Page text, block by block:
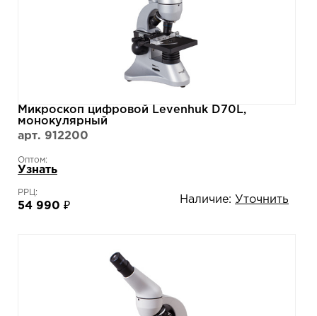
Микроскоп цифровой Levenhuk D70L,
монокулярный
арт. 912200
Оптом:
Узнать
РРЦ:
54 990 ₽
Наличие: Уточнить